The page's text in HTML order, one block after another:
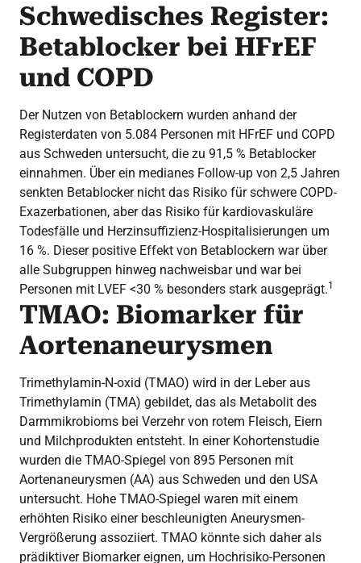
Schwedisches Register:
Betablocker bei HFrEF
und COPD
Der Nutzen von Betablockern wurden anhand der
Registerdaten von 5.084 Personen mit HFrEF und COPD
aus Schweden untersucht, die zu 91,5 % Betablocker
einnahmen. Über ein medianes Follow-up von 2,5 Jahren
senkten Betablocker nicht das Risiko für schwere COPD-
Exazerbationen, aber das Risiko für kardiovaskuläre
Todesfälle und Herzinsuffizienz-Hospitalisierungen um
16 %. Dieser positive Effekt von Betablockern war über
alle Subgruppen hinweg nachweisbar und war bei
Personen mit LVEF <30 % besonders stark ausgeprägt.1
TMAO: Biomarker für
Aortenaneurysmen
Trimethylamin-N-oxid (TMAO) wird in der Leber aus
Trimethylamin (TMA) gebildet, das als Metabolit des
Darmmikrobioms bei Verzehr von rotem Fleisch, Eiern
und Milchprodukten entsteht. In einer Kohortenstudie
wurden die TMAO-Spiegel von 895 Personen mit
Aortenaneurysmen (AA) aus Schweden und den USA
untersucht. Hohe TMAO-Spiegel waren mit einem
erhöhten Risiko einer beschleunigten Aneurysmen-
Vergrößerung assoziiert. TMAO könnte sich daher als
prädiktiver Biomarker eignen, um Hochrisiko-Personen